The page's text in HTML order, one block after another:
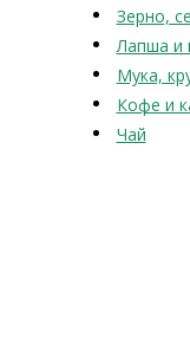
Зерно,
Лапша и
Мука,
Кофе и
Чай